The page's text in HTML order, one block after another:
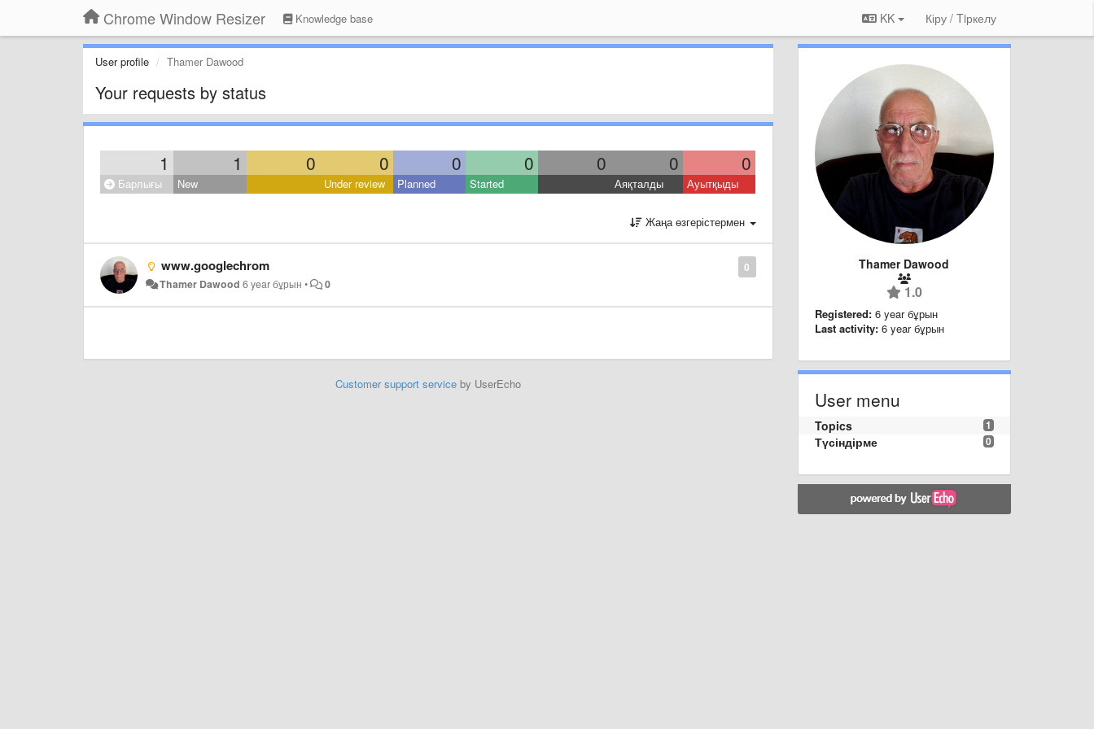
Chrome Window Resizer Knowledge base KK Кіру / Tiркелу
User profile Thamer Dawood
Your requests by status
1 1 0 0 0 0 0 0 0
Барлығы New Under review Planned Started Аяқталды Ауытқыды
Жаңа өзгерістермен
0
www.googlechrom
Thamer Dawood 6 year бұрын • 0
Customer support serviceby UserEcho
Thamer Dawood
1.0
Registered: 6 year бұрын
Last activity: 6 year бұрын
User menu
1
Topics
0
Түсіндірме